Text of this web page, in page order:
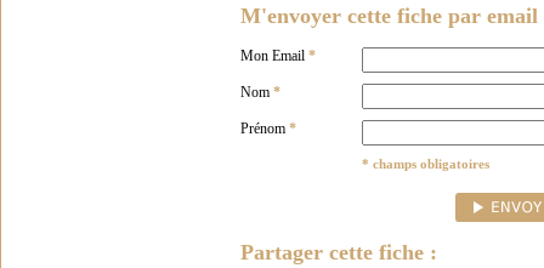
M'envoyer cette fiche par email
Mon Email *
Nom *
Prénom *
* champs obligatoires
Partager cette fiche :